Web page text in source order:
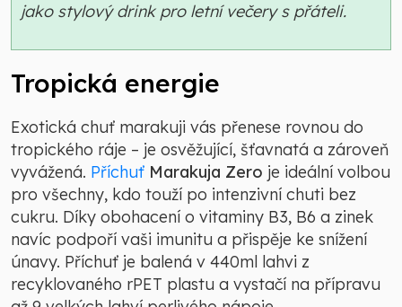
jako stylový drink pro letní večery s přáteli.
Tropická energie
Exotická chuť marakuji vás přenese rovnou do
tropického ráje – je osvěžující, šťavnatá a zároveň
vyvážená. Příchuť Marakuja Zero je ideální volbou
pro všechny, kdo touží po intenzivní chuti bez
cukru. Díky obohacení o vitaminy B3, B6 a zinek
navíc podpoří vaši imunitu a přispěje ke snížení
únavy. Příchuť je balená v 440ml lahvi z
recyklovaného rPET plastu a vystačí na přípravu